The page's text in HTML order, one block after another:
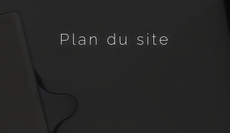
Plan du site